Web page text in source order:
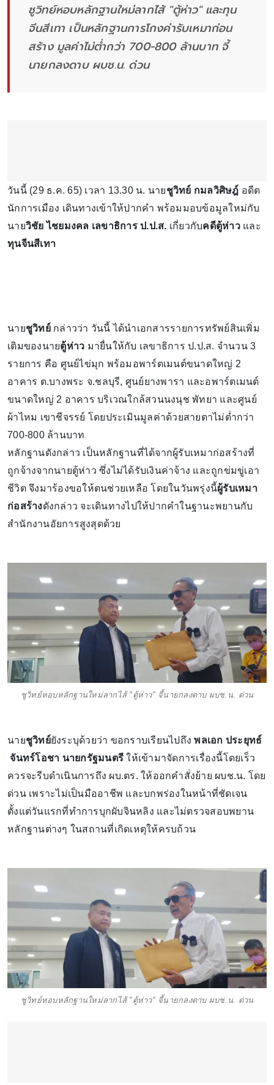
ชูวิทย์หอบหลักฐานใหม่ลากไส้ "ตู้ห่าว" และทุน
จีนสีเทา เป็นหลักฐานการโกงค่ารับเหมาก่อน
สร้าง มูลค่าไม่ต่ำกว่า 700-800 ล้านบาท จี้
นายกลงดาบ ผบช.น. ด่วน
วันนี้ (29 ธ.ค. 65) เวลา 13.30 น. นายชูวิทย์ กมลวิศิษฎ์ อดีต
นักการเมือง เดินทางเข้าให้ปากคำ พร้อมมอบข้อมูลใหม่กับ
นายวิชัย ไชยมงคล เลขาธิการ ป.ป.ส. เกี่ยวกับคดีตู้ห่าวและ
ทุนจีนสีเทา
นายชูวิทย์กล่าวว่า วันนี้ ได้นำเอกสารรายการทรัพย์สินเพิ่ม
เติมของนายตู้ห่าว มายื่นให้กับ เลขาธิการ ป.ป.ส. จำนวน 3
รายการ คือ ศูนย์ไข่มุก พร้อมอพาร์ตเมนต์ขนาดใหญ่ 2
อาคาร ต.บางพระ จ.ชลบุรี, ศูนย์ยางพารา และอพาร์ตเมนต์
ขนาดใหญ่ 2 อาคาร บริเวณใกล้สวนนงนุช พัทยา และศูนย์
ผ้าไหม เขาชีจรรย์ โดยประเมินมูลค่าด้วยสายตาไม่ต่ำกว่า
700-800 ล้านบาท
หลักฐานดังกล่าว เป็นหลักฐานที่ได้จากผู้รับเหมาก่อสร้างที่
ถูกจ้างจากนายตู้ห่าว ซึ่งไม่ได้รับเงินค่าจ้าง และถูกข่มขู่เอา
ชีวิต จึงมาร้องขอให้ตนช่วยเหลือ โดยในวันพรุ่งนี้ผู้รับเหมา
ก่อสร้างดังกล่าว จะเดินทางไปให้ปากคำในฐานะพยานกับ
สำนักงานอัยการสูงสุดด้วย
ชูวิทย์หอบหลักฐานใหม่ลากไส้ "ตู้ห่าว" จี้นายกลงดาบ ผบช.น. ด่วน
นายชูวิทย์ยังระบุด้วยว่า ขอกราบเรียนไปถึงพลเอก ประยุทธ์
จันทร์โอชา นายกรัฐมนตรี ให้เข้ามาจัดการเรื่องนี้โดยเร็ว
ควรจะรีบดำเนินการถึง ผบ.ตร. ให้ออกคำสั่งย้าย ผบช.น. โดย
ด่วน เพราะไม่เป็นมืออาชีพ และบกพร่องในหน้าที่ชัดเจน
ตั้งแต่วันแรกที่ทำการบุกผับจินหลิง และไม่ตรวจสอบพยาน
หลักฐานต่างๆ ในสถานที่เกิดเหตุให้ครบถ้วน
ชูวิทย์หอบหลักฐานใหม่ลากไส้ "ตู้ห่าว" จี้นายกลงดาบ ผบช.น. ด่วน